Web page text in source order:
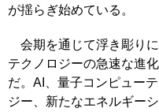
が揺らぎ始めている。
会期を通じて浮き彫り
テクノロジーの急速な進
だ。AI、量子コンピュー
ジー、新たなエネルギー